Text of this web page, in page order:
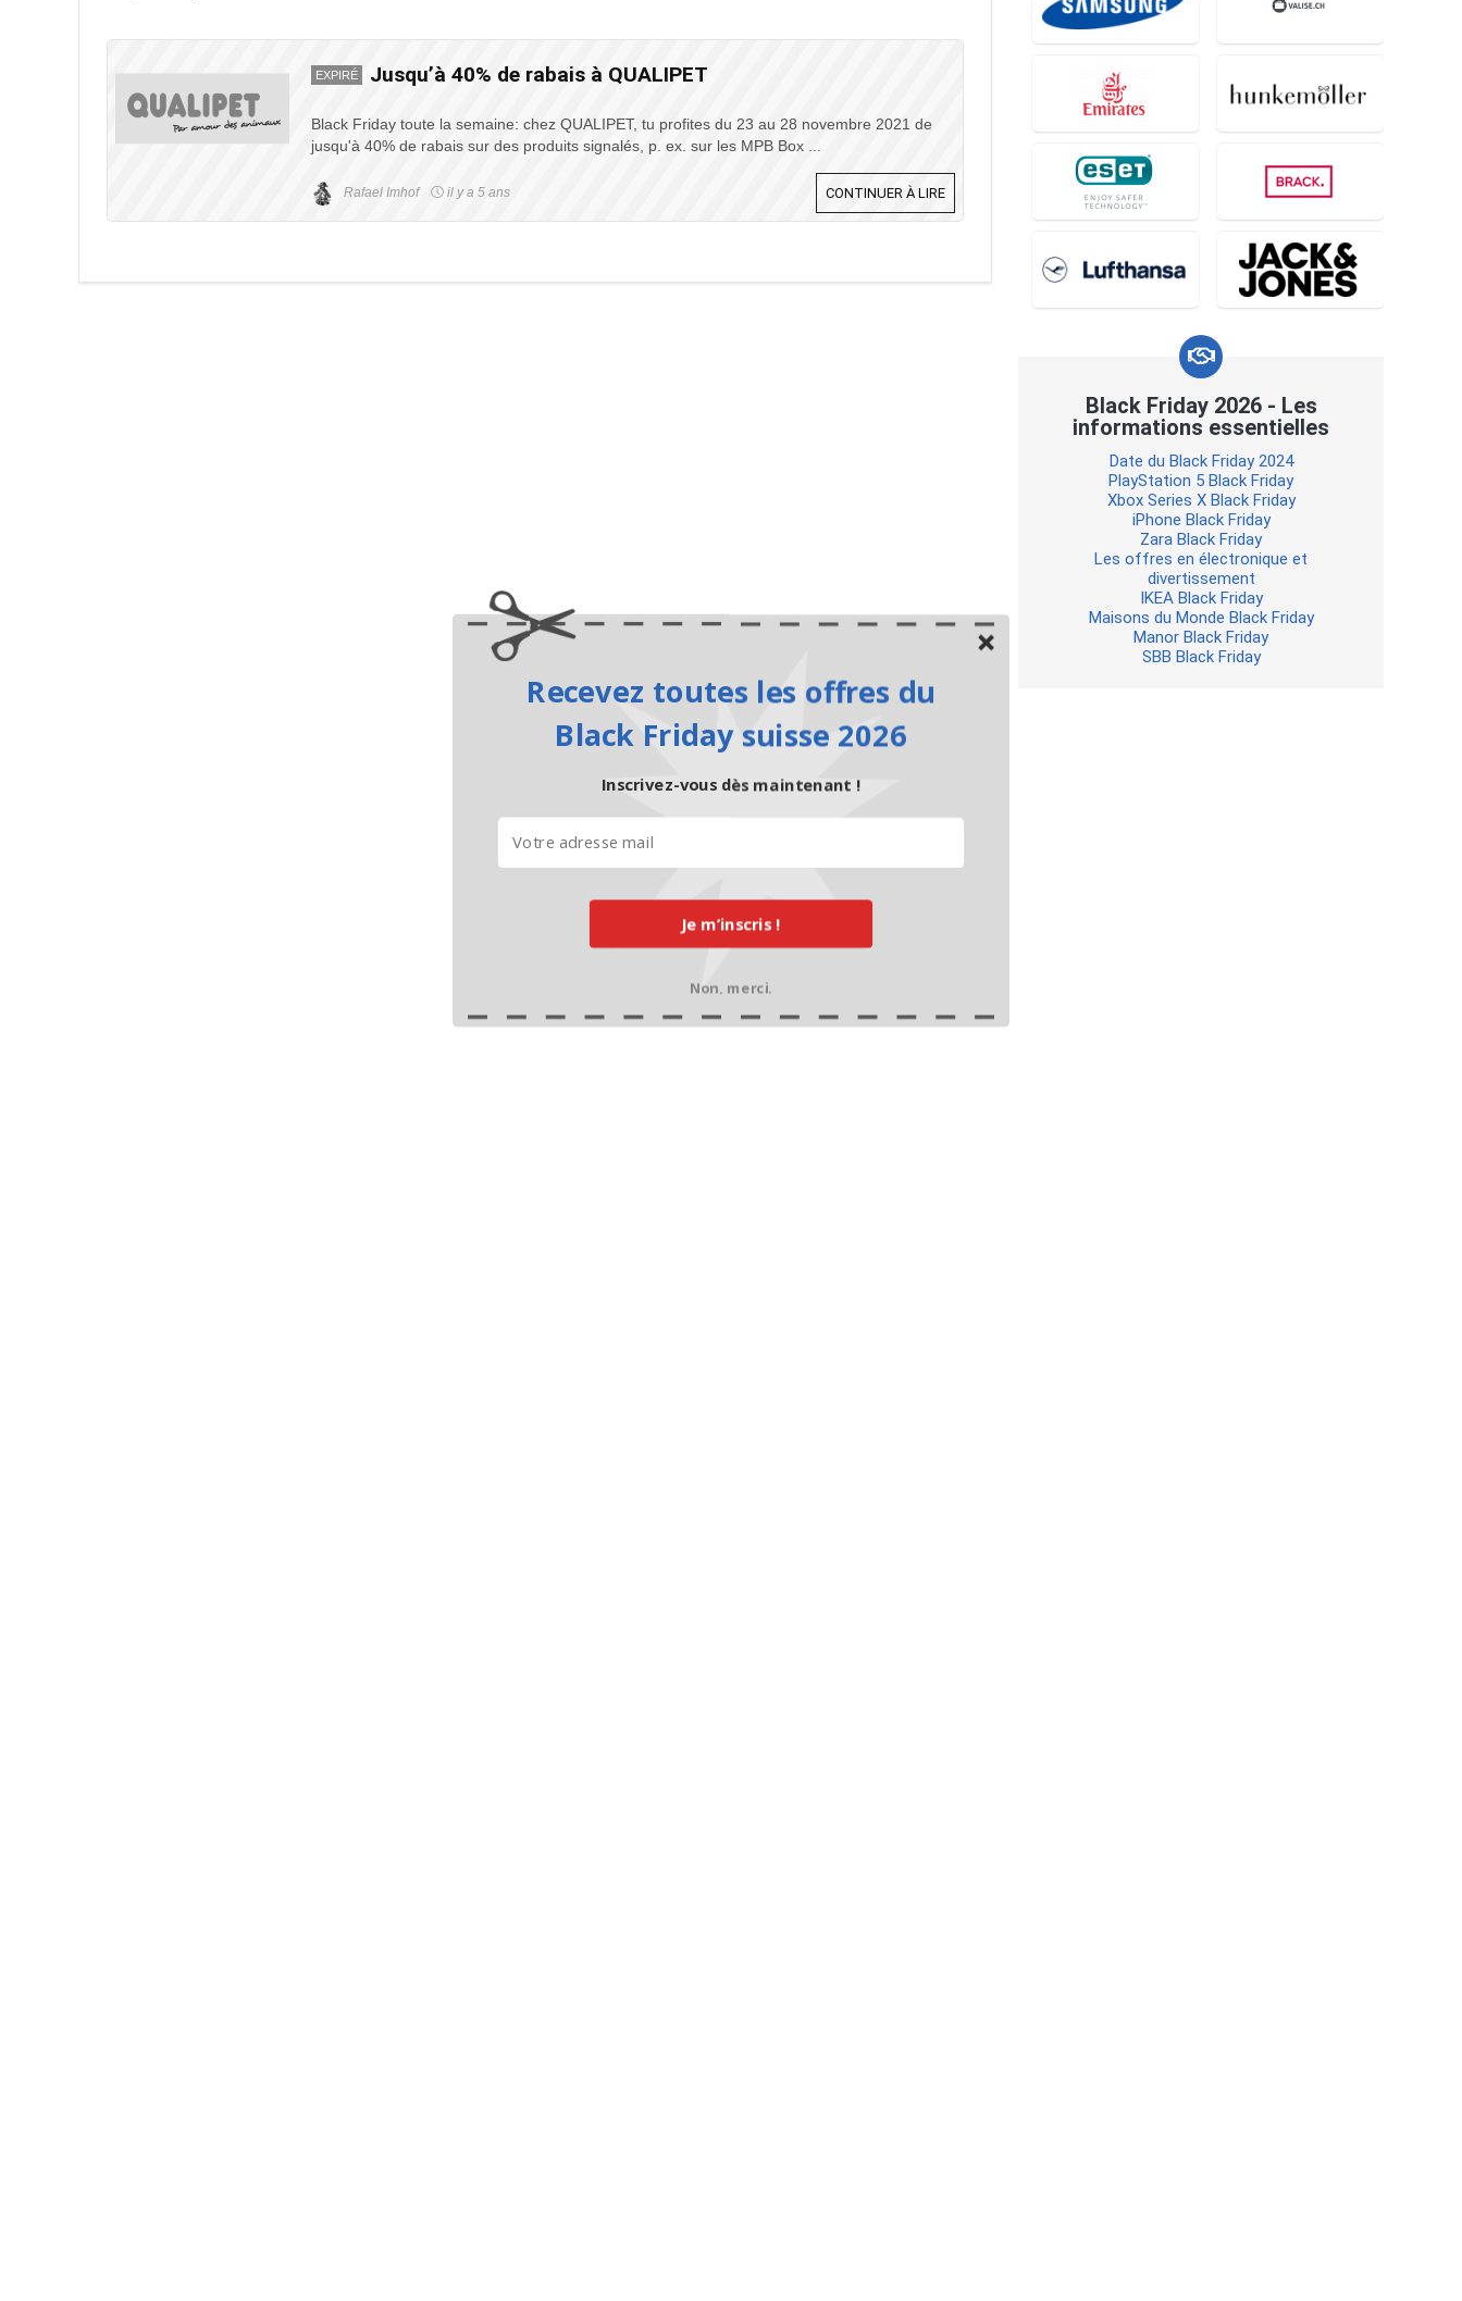
EXPIRÉ Jusqu’à 40% de rabais à QUALIPET
Black Friday toute la semaine: chez QUALIPET, tu profites du 23 au 28 novembre 2021 de
jusqu'à 40% de rabais sur des produits signalés, p. ex. sur les MPB Box ...
Rafael Imhof il y a 5 ans CONTINUER À LIRE
Black Friday 2026 - Les
informations essentielles
Date du Black Friday 2024
PlayStation 5 Black Friday
Xbox Series X Black Friday
iPhone Black Friday
Zara Black Friday
Les offres en électronique et
divertissement
IKEA Black Friday
Maisons du Monde Black Friday
Manor Black Friday
SBB Black Friday
Je m’inscris !
Recevez toutes les offres du
Black Friday suisse 2026
Inscrivez-vous dès maintenant !
Non, merci.